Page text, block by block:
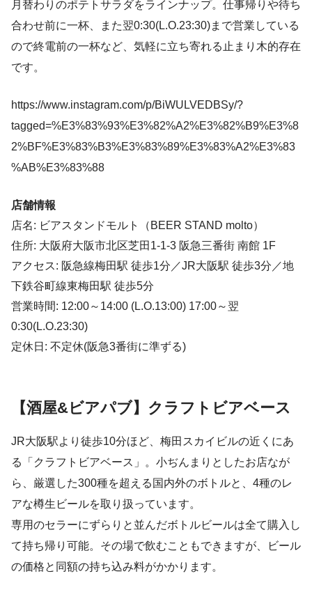
月替わりのポテトサラダをラインナップ。仕事帰りや待ち
合わせ前に一杯、また翌0:30(L.O.23:30)まで営業している
ので終電前の一杯など、気軽に立ち寄れる止まり木的存在
です。
https://www.instagram.com/p/BiWULVEDBSy/?
tagged=%E3%83%93%E3%82%A2%E3%82%B9%E3%8
2%BF%E3%83%B3%E3%83%89%E3%83%A2%E3%83
%AB%E3%83%88
店舗情報
店名: ビアスタンドモルト（BEER STAND molto）
住所: 大阪府大阪市北区芝田1-1-3 阪急三番街 南館 1F
アクセス: 阪急線梅田駅 徒歩1分／JR大阪駅 徒歩3分／地
下鉄谷町線東梅田駅 徒歩5分
営業時間: 12:00～14:00 (L.O.13:00) 17:00～翌
0:30(L.O.23:30)
定休日: 不定休(阪急3番街に準ずる)
【酒屋&ビアパブ】クラフトビアベース
JR大阪駅より徒歩10分ほど、梅田スカイビルの近くにあ
る「クラフトビアベース」。小ぢんまりとしたお店なが
ら、厳選した300種を超える国内外のボトルと、4種のレ
アな樽生ビールを取り扱っています。
専用のセラーにずらりと並んだボトルビールは全て購入し
て持ち帰り可能。その場で飲むこともできますが、ビール
の価格と同額の持ち込み料がかかります。